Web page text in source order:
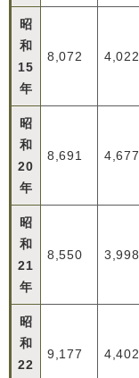
昭
和
15
年
8,072 4,022
昭
和
20
年
8,691 4,677
昭
和
21
年
8,550 3,998
昭
和
22
9,177 4,402